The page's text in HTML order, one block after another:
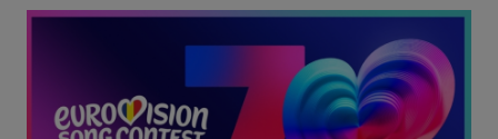
TVR găzduieşte la Oradea workshopul internațional Mobile